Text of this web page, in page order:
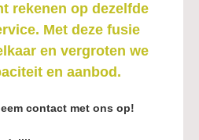
rekenen op dezelfde
Met deze fusie
en vergroten we
en aanbod.
contact met ons op!